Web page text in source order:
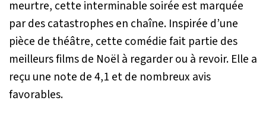
meurtre, cette interminable soirée est marquée
par des catastrophes en chaîne. Inspirée d’une
pièce de théâtre, cette comédie fait partie des
meilleurs films de Noël à regarder ou à revoir. Elle a
reçu une note de 4,1 et de nombreux avis
favorables.